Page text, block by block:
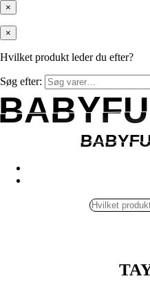
×
×
Hvilket produkt leder du efter?
Søg efter: